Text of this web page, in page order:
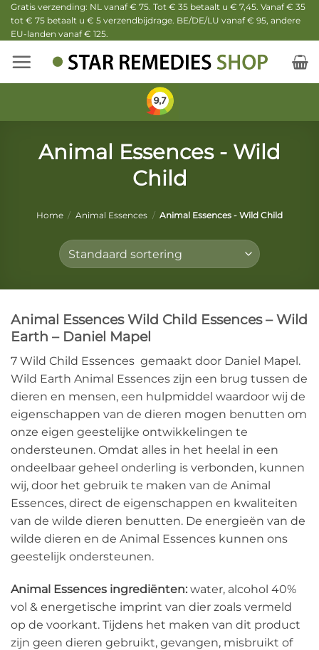
Ga
naar
inhoud
Gratis verzending: NL vanaf € 75. Tot € 35 betaalt u € 7,45. Vanaf € 35
tot € 75 betaalt u € 5 verzendbijdrage. BE/DE/LU vanaf € 95, andere
EU-landen vanaf € 125.
Animal Essences - Wild
Child
Home / Animal Essences / Animal Essences - Wild Child
Animal Essences Wild Child Essences – Wild
Earth – Daniel Mapel
7 Wild Child Essences gemaakt door Daniel Mapel.
Wild Earth Animal Essences zijn een brug tussen de
dieren en mensen, een hulpmiddel waardoor wij de
eigenschappen van de dieren mogen benutten om
onze eigen geestelijke ontwikkelingen te
ondersteunen. Omdat alles in het heelal in een
ondeelbaar geheel onderling is verbonden, kunnen
wij, door het gebruik te maken van de Animal
Essences, direct de eigenschappen en kwaliteiten
van de wilde dieren benutten. De energieën van de
wilde dieren en de Animal Essences kunnen ons
geestelijk ondersteunen.
Animal Essences ingrediënten: water, alcohol 40%
vol & energetische imprint van dier zoals vermeld
op de voorkant. Tijdens het maken van dit product
zijn geen dieren gebruikt, gevangen, misbruikt of